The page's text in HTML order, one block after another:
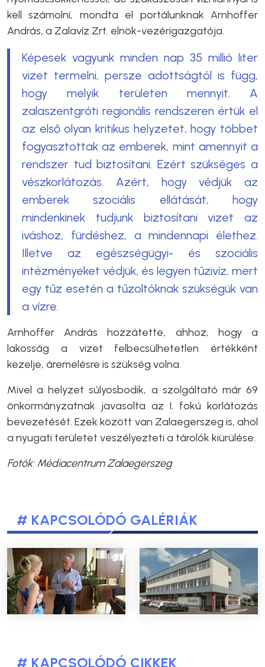
kell számolni, mondta el portálunknak Arnhoffer
András, a Zalavíz Zrt. elnök-vezérigazgatója.
Képesek vagyunk minden nap 35 millió liter
vizet termelni, persze adottságtól is függ,
hogy melyik területen mennyit. A
zalaszentgróti regionális rendszeren értük el
az első olyan kritikus helyzetet, hogy többet
fogyasztottak az emberek, mint amennyit a
rendszer tud biztosítani. Ezért szükséges a
vészkorlátozás. Azért, hogy védjük az
emberek szociális ellátását, hogy
mindenkinek tudjunk biztosítani vizet az
iváshoz, fürdéshez, a mindennapi élethez.
Illetve az egészségügyi- és szociális
intézményeket védjük, és legyen tűzivíz, mert
egy tűz esetén a tűzoltóknak szükségük van
a vízre.
Arnhoffer András hozzátette, ahhoz, hogy a
lakosság a vizet felbecsülhetetlen értékként
kezelje, áremelésre is szükség volna.
Mivel a helyzet súlyosbodik, a szolgáltató már 69
önkormányzatnak javasolta az I. fokú korlátozás
bevezetését. Ezek között van Zalaegerszeg is, ahol
a nyugati területet veszélyezteti a tárolók kiürülése.
Fotók: Médiacentrum Zalaegerszeg
# KAPCSOLÓDÓ GALÉRIÁK
# KAPCSOLÓDÓ CIKKEK